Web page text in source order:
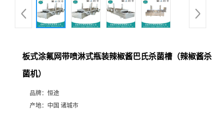
板式涂氟网带喷淋式瓶装辣椒酱巴氏杀菌槽（辣椒酱杀
菌机）
品牌： 恒途
产地： 中国 诸城市